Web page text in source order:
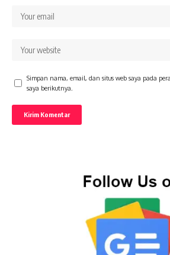
Simpan nama, email, dan situs web saya pada
saya berikutnya.